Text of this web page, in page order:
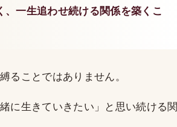
一生追わせ続ける関係を築くこ
ることではありません。
に生きていきたい」と思い続ける関